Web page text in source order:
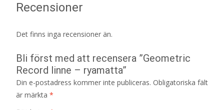
Recensioner
Det finns inga recensioner än.
Bli först med att recensera ”Geometric
Record linne – ryamatta”
Din e-postadress kommer inte publiceras. Obligatoriska fält
är märkta *